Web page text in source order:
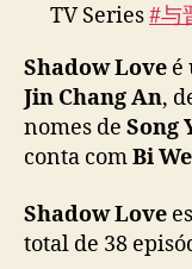
TV Series#与
share new
IQIYI start
Cast:#SongYi
#DuChun
Shadow Love é
Jin Chang An,
nomes de Song
conta comBi
Shadow Love
total de 38